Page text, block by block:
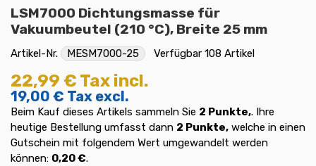
LSM7000 Dichtungsmasse für
Vakuumbeutel (210 °C), Breite 25 mm
Artikel-Nr. MESM7000-25 Verfügbar 108 Artikel
22,99 € Tax incl.
19,00 € Tax excl.
Beim Kauf dieses Artikels sammeln Sie 2 Punkte,. Ihre
heutige Bestellung umfasst dann 2 Punkte, welche in einen
Gutschein mit folgendem Wert umgewandelt werden
können: 0,20 €.